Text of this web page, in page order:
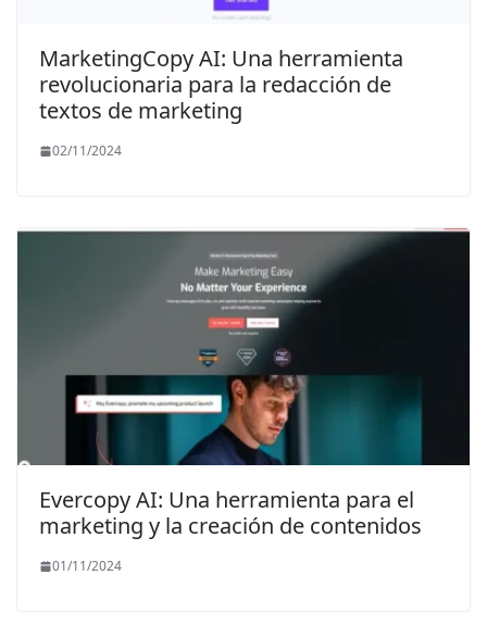
MarketingCopy AI: Una herramienta
revolucionaria para la redacción de
textos de marketing
02/11/2024
Evercopy AI: Una herramienta para el
marketing y la creación de contenidos
01/11/2024